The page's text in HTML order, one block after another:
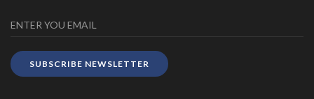
SUBSCRIBE NEWSLETTER